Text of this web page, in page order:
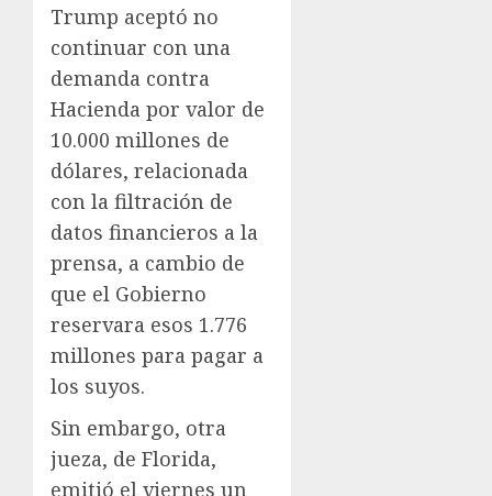
Trump aceptó no
continuar con una
demanda contra
Hacienda por valor de
10.000 millones de
dólares, relacionada
con la filtración de
datos financieros a la
prensa, a cambio de
que el Gobierno
reservara esos 1.776
millones para pagar a
los suyos.
Sin embargo, otra
jueza, de Florida,
emitió el viernes un